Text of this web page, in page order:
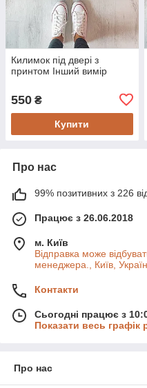
Килимок під двері з
принтом Інший вимір
550 ₴
Купити
Про нас
99% позитивних з 226
Працює з 26.06.2018
м. Київ
Відправка може
менеджера., Київ,
Контакти
Сьогодні працює з
Показати весь графік
Про нас